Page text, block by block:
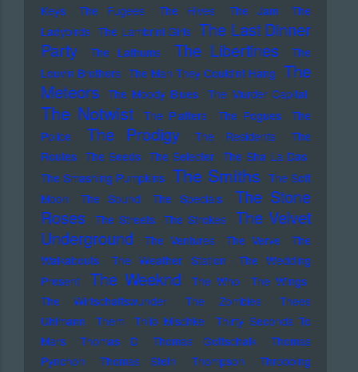
Keys
The Fugees The Hives The Jam
The
Ladybirds The Lambrini Girls The Last Dinner
Party
The Lathums The Libertines
The
Louvin Brothers The Man They Could'nt Hang The
Meteors The Moody Blues The Murder Capital
The Notwist The Platters The Pogues
The
Police
The Prodigy The Residents
The
Routes The Seeds The Selecter The Sha La Das
The Smashing Pumpkins The Smiths The Soft
Moon
The Sound The Specials
The Stone
Roses
The Streets The Strokes
The Velvet
Underground
The Ventures The Verve
The
Walkabouts
The Weather Station
The Wedding
Present
The Weeknd The Who
The Wings
The Wirtschaftswunder
The Zombies
Thees
Uhlmann
Them Thilo Mischke
Thirty Seconds To
Mars
Thomas D Thomas Gottschalk
Thomas
Pynchon
Thomas Stein Thompson
Throbbing